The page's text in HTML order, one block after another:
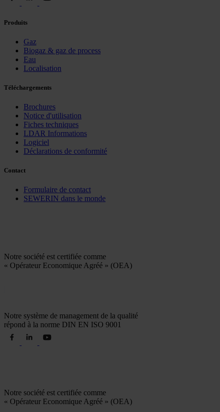
Produits
Gaz
Biogaz & gaz de process
Eau
Localisation
Téléchargements
Brochures
Notice d'utilisation
Fiches techniques
LDAR Informations
Logiciel
Déclarations de conformité
Contact
Formulaire de contact
SEWERIN dans le monde
Notre société est certifiée comme
« Opérateur Economique Agréé » (OEA)
Notre système de management de la qualité
répond à la norme DIN EN ISO 9001
Notre société est certifiée comme
« Opérateur Economique Agréé » (OEA)